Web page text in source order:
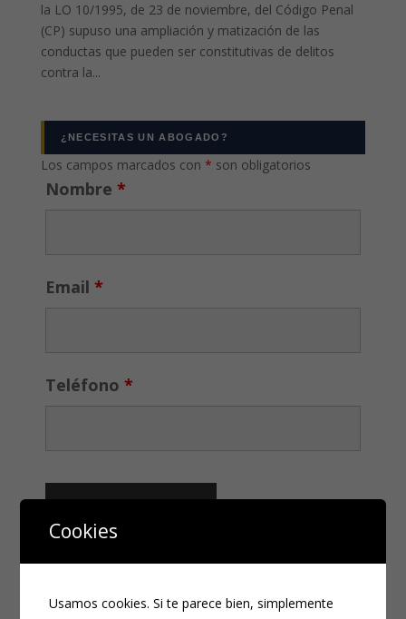
la LO 10/1995, de 23 de noviembre, del Código Penal
(CP) supuso una ampliación y matización de las
conductas que pueden ser constitutivas de delitos
contra la...
¿NECESITAS UN ABOGADO?
Los campos marcados con * son obligatorios
Nombre *
Email *
Teléfono *
CATEGORÍAS
Cookies
Usamos cookies. Si te parece bien, simplemente